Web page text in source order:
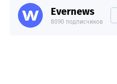
Evernews
8090 подписчиков